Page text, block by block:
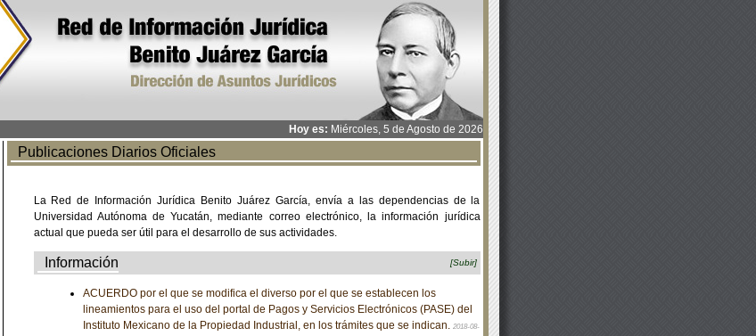
Hoy es: Miércoles, 5 de Agosto de 2026
Publicaciones Diarios Oficiales
La Red de Información Jurídica Benito Juárez García, envía a las dependencias de la
Universidad Autónoma de Yucatán, mediante correo electrónico, la información jurídica
actual que pueda ser útil para el desarrollo de sus actividades.
Información [Subir]
ACUERDO por el que se modifica el diverso por el que se establecen los
lineamientos para el uso del portal de Pagos y Servicios Electrónicos (PASE) del
Instituto Mexicano de la Propiedad Industrial, en los trámites que se indican. 2018-08-